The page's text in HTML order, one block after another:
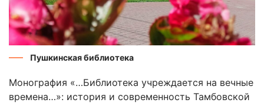
Пушкинская библиотека
Монография «…Библиотека учреждается на вечные
времена…»: история и современность Тамбовской